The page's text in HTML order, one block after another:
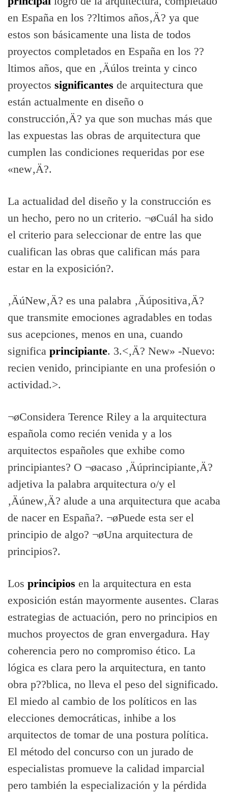
en España en los ??ltimos años‚Ä? ya que
estos son básicamente una lista de todos
proyectos completados en España en los ??
ltimos años, que en ‚Äúlos treinta y cinco
proyectos significantes de arquitectura que
están actualmente en diseño o
construcción‚Ä? ya que son muchas más que
las expuestas las obras de arquitectura que
cumplen las condiciones requeridas por ese
«new‚Ä?.
La actualidad del diseño y la construcción es
un hecho, pero no un criterio. ¬øCuál ha sido
el criterio para seleccionar de entre las que
cualifican las obras que califican más para
estar en la exposición?.
‚ÄúNew‚Ä? es una palabra ‚Äúpositiva‚Ä?
que transmite emociones agradables en todas
sus acepciones, menos en una, cuando
significa principiante. 3.<‚Ä? New» -Nuevo:
recien venido, principiante en una profesión o
actividad.>.
¬øConsidera Terence Riley a la arquitectura
española como recién venida y a los
arquitectos españoles que exhibe como
principiantes? O ¬øacaso ‚Äúprincipiante‚Ä?
adjetiva la palabra arquitectura o/y el
‚Äúnew‚Ä? alude a una arquitectura que acaba
de nacer en España?. ¬øPuede esta ser el
principio de algo? ¬øUna arquitectura de
principios?.
Los principios en la arquitectura en esta
exposición están mayormente ausentes. Claras
estrategias de actuación, pero no principios en
muchos proyectos de gran envergadura. Hay
coherencia pero no compromiso ético. La
lógica es clara pero la arquitectura, en tanto
obra p??blica, no lleva el peso del significado.
El miedo al cambio de los polí­ticos en las
elecciones democráticas, inhibe a los
arquitectos de tomar de una postura polí­tica.
El método del concurso con un jurado de
especialistas promueve la calidad imparcial
pero también la especialización y la pérdida